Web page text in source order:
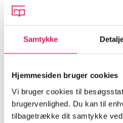
Samtykke
Hjemmesiden bruger cookies
Vi bruger cookies til
brugervenlighed. Du kan til
tilbagetrække dit samtykke ved
faktuelle spørgsmål. Vi
for 48 timer. Spørgsmål
helligdage besvares
Gebyr, fornyelse og
Har du spørgsmål til gebyr,
af materialer, skal du